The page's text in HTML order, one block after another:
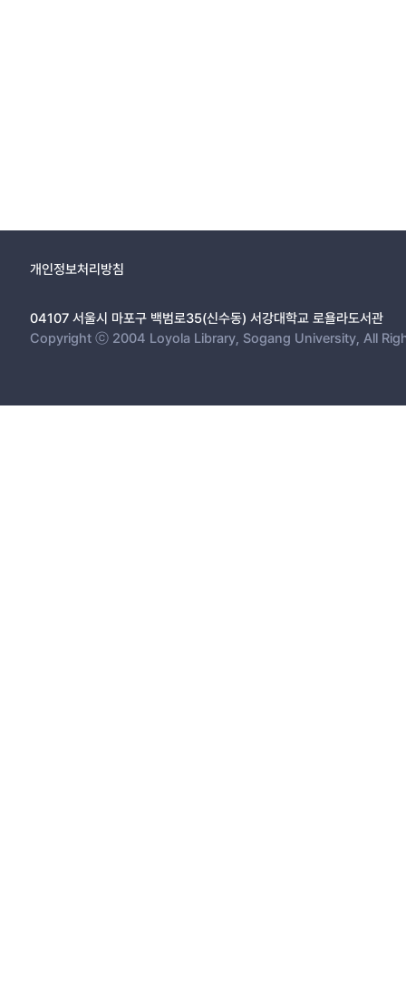
개인정보처리방침
04107 서울시 마포구 백범로35(신수동) 서강대학교 로욜라도서관
Copyright ⓒ 2004 Loyola Library, Sogang University, All